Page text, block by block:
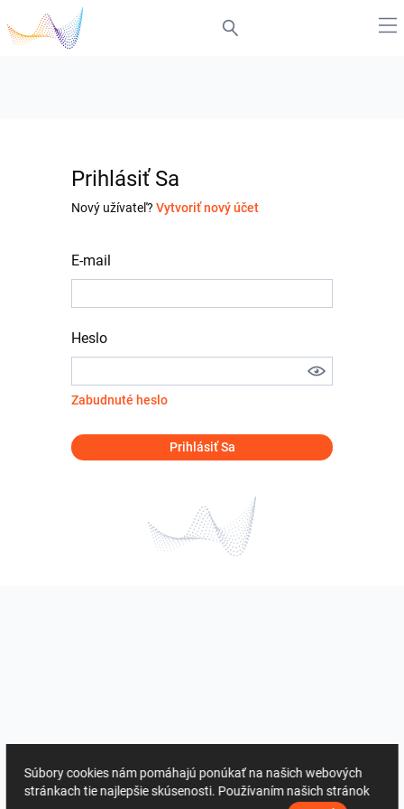
Prihlásiť Sa
Nový užívateľ? Vytvoriť nový účet
E-mail
Heslo
Zabudnuté heslo
Prihlásiť Sa
Súbory cookies nám pomáhajú ponúkať na našich webových
stránkach tie najlepšie skúsenosti. Používaním našich stránok